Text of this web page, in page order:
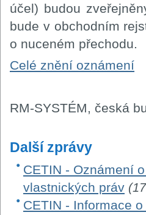
účel) budou
bude v obchodním
o nuceném přechodu.
Celé znění oznámení
RM-SYSTÉM, česká
Další zprávy
CETIN - Oznámení
vlastnických práv
CETIN - Informace